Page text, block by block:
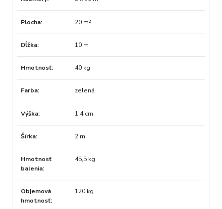
Plocha 20 m²
Dĺžka 10 m
Hmotnosť 40 kg
Farba zelená
Výška 1,4 cm
Šírka 2 m
Hmotnosť
balenia
45,5 kg
Objemová
hmotnosť
120 kg